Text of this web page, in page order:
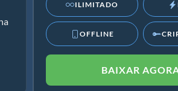
ILIMITADO
OFFLINE
BAIXAR